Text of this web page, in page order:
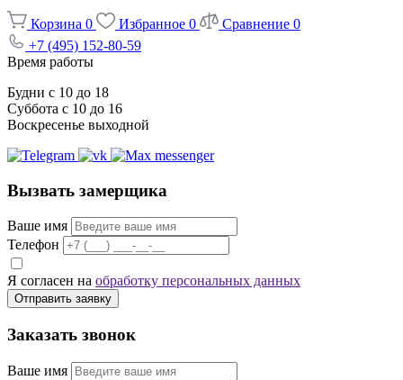
Корзина 0 Избранное 0 Сравнение 0
+7 (495) 152-80-59
Время работы
Будни с 10 до 18
Суббота с 10 до 16
Воскресенье выходной
Вызвать замерщика
Ваше имя
Телефон
Я согласен на обработку персональных данных
Отправить заявку
Заказать звонок
Ваше имя